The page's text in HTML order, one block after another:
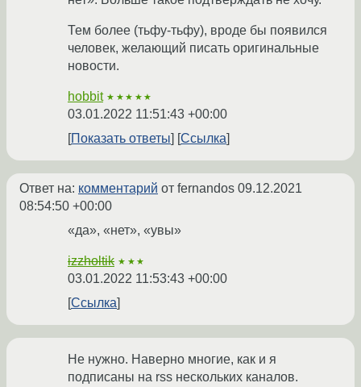
Тем более (тьфу-тьфу), вроде бы появился
человек, желающий писать оригинальные
новости.
hobbit ★★★★★
03.01.2022 11:51:43 +00:00
Показать ответы
Ссылка
Ответ на: комментарий от fernandos 09.12.2021
08:54:50 +00:00
«да», «нет», «увы»
izzholtik ★★★
03.01.2022 11:53:43 +00:00
Ссылка
Не нужно. Наверно многие, как и я
подписаны на rss нескольких каналов.